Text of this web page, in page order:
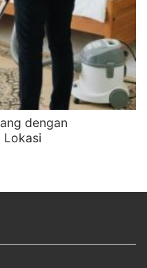
dengan
Lokasi